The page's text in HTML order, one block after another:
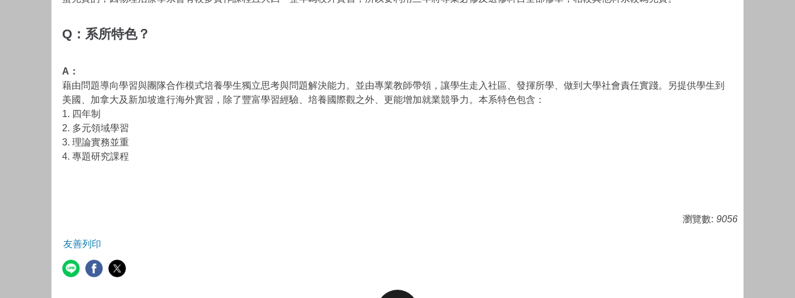
Q：系所特色？
A：
藉由問題導向學習與團隊合作模式培養學生獨立思考與問題解決能力。並由專業教師帶領，讓學生走入社區、發揮所學、做到大學社會責任實踐。另提供學生到
美國、加拿大及新加坡進行海外實習，除了豐富學習經驗、培養國際觀之外、更能增加就業競爭力。本系特色包含：
1. 四年制
2. 多元領域學習
3. 理論實務並重
4. 專題研究課程
瀏覽數: 9056
友善列印